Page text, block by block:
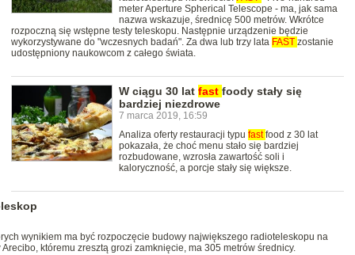
meter Aperture Spherical Telescope - ma, jak sama
nazwa wskazuje, średnicę 500 metrów. Wkrótce
rozpoczną się wstępne testy teleskopu. Następnie urządzenie będzie
wykorzystywane do "wczesnych badań". Za dwa lub trzy lata FAST zostanie
udostępniony naukowcom z całego świata.
W ciągu 30 lat fast foody stały się
bardziej niezdrowe
7 marca 2019, 16:59
Analiza oferty restauracji typu fastfood z 30 lat
pokazała, że choć menu stało się bardziej
rozbudowane, wzrosła zawartość soli i
kaloryczność, a porcje stały się większe.
wynikiem ma być rozpoczęcie budowy największego radioteleskopu na
któremu zresztą grozi zamknięcie, ma 305 metrów średnicy.